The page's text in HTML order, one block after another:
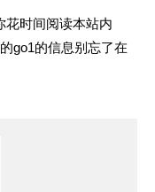
花时间阅读本站内
go1的信息别忘了在